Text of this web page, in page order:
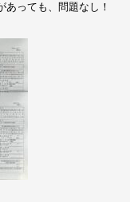
っても、問題なし！